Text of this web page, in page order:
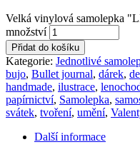
Velká vinylová samolepka
množství
Přidat do košíku
Kategorie: Jednotlivé
bujo, Bullet journal, dárek,
handmade, ilustrace,
papírnictví, Samolepka,
svátek, tvoření, umění,
Další informace